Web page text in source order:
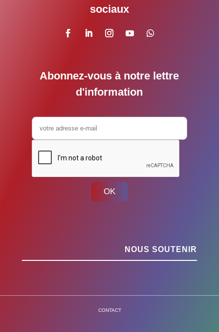
sociaux
Abonnez-vous à notre lettre
d'information
OK
NOUS SOUTENIR
CONTACT